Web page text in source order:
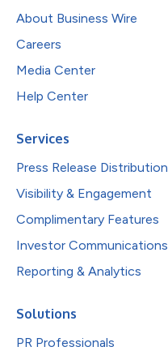
About Business Wire
Careers
Media Center
Help Center
Services
Press Release Distribution
Visibility & Engagement
Complimentary Features
Investor Communications
Reporting & Analytics
Solutions
PR Professionals